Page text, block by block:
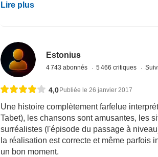
Lire plus
Estonius
4 743 abonnés 5 466 critiques
4,0 Publiée le 26 janvier 2017
Une histoire complètement farfelue
Tabet), les chansons sont amusantes, les
surréalistes (l'épisode du passage à
la réalisation est correcte et même parfois
un bon moment.